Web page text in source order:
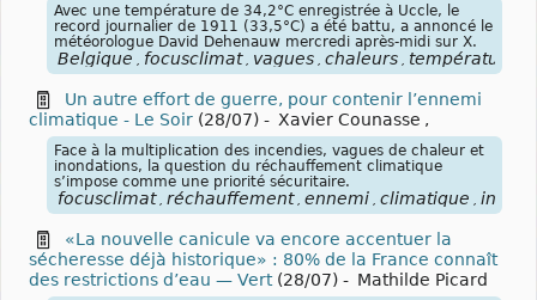
Avec une température de 34,2°C enregistrée à Uccle, le
record journalier de 1911 (33,5°C) a été battu, a annoncé le
météorologue David Dehenauw mercredi après-midi sur X.
Belgique focusclimat vagues chaleurs températures
Un autre effort de guerre, pour contenir l’ennemi
climatique - Le Soir (28/07) - Xavier Counasse ,
Face à la multiplication des incendies, vagues de chaleur et
inondations, la question du réchauffement climatique
s’impose comme une priorité sécuritaire.
focusclimat réchauffement ennemi climatique
«La nouvelle canicule va encore accentuer la
sécheresse déjà historique» : 80% de la France connaît
des restrictions d’eau — Vert(28/07) - Mathilde Picard